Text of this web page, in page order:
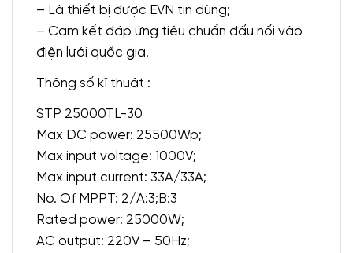
– Là thiết bị được EVN tin dùng;
– Cam kết đáp ứng tiêu chuẩn đấu nối vào
điện lưới quốc gia.
Thông số kĩ thuật :
STP 25000TL-30
Max DC power: 25500Wp;
Max input voltage: 1000V;
Max input current: 33A/33A;
No. Of MPPT: 2/A:3;B:3
Rated power: 25000W;
AC output: 220V – 50Hz;